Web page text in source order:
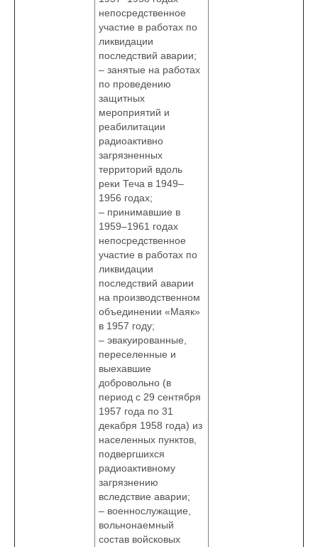
непосредственное
участие в работах по
ликвидации
последствий аварии;
– занятые на работах
по проведению
защитных
мероприятий и
реабилитации
радиоактивно
загрязненных
территорий вдоль
реки Теча в 1949–
1956 годах;
– принимавшие в
1959–1961 годах
непосредственное
участие в работах по
ликвидации
последствий аварии
на производственном
объединении «Маяк»
в 1957 году;
– эвакуированные,
переселенные и
выехавшие
добровольно (в
период с 29 сентября
1957 года по 31
декабря 1958 года) из
населенных пунктов,
подвергшихся
радиоактивному
загрязнению
вследствие аварии;
– военнослужащие,
вольнонаемный
состав войсковых